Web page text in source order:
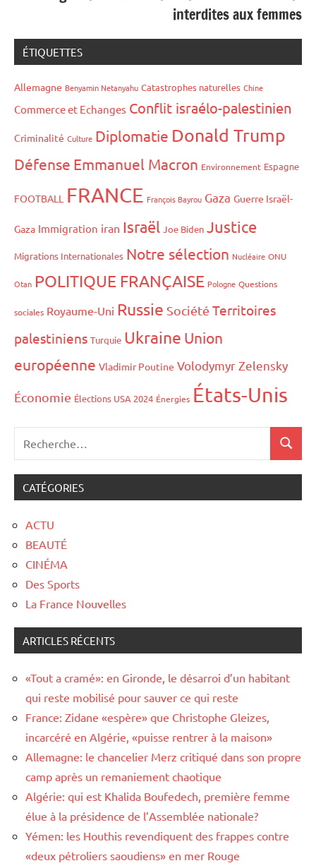
interdites aux femmes
ÉTIQUETTES
Allemagne Benyamin Netanyahu Catastrophes naturelles Chine
Commerce et Echanges Conflit israélo-palestinien
Criminalité Culture Diplomatie Donald Trump
Défense Emmanuel Macron Environnement Espagne
FOOTBALL FRANCE François Bayrou Gaza Guerre Israël-
Gaza Immigration iran Israël Joe Biden Justice
Migrations Internationales Notre sélection Nucléaire ONU
Otan POLITIQUE FRANÇAISE Pologne Questions
sociales Royaume-Uni Russie Société Territoires
palestiniens Turquie Ukraine Union
européenne Vladimir Poutine Volodymyr Zelensky
Économie Élections USA 2024 Énergies États-Unis
CATÉGORIES
ACTU
BEAUTÉ
CINÉMA
Des Sports
La France Nouvelles
ARTICLES RÉCENTS
«Tout a cramé»: en Gironde, le désarroi d’un habitant
qui reste mobilisé pour sauver ce qui reste
France: Zidane «espère» que Christophe Gleizes,
incarcéré en Algérie, «puisse rentrer à la maison»
Allemagne: le chancelier Merz critiqué dans son propre
camp après un remaniement chaotique
Algérie: qui est Khalida Boufedech, première femme
élue à la présidence de l’Assemblée nationale?
Yémen: les Houthis revendiquent des frappes contre
«deux pétroliers saoudiens» en mer Rouge